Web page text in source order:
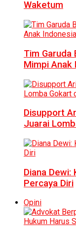
Waketum
Tim Garuda
Mimpi Anak
Disupport
Juarai
Diana Dewi:
Percaya Diri
Opini